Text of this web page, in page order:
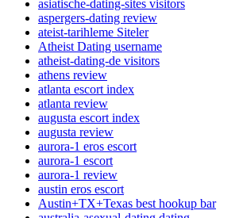
asiatische-dating-sites visitors
aspergers-dating review
ateist-tarihleme Siteler
Atheist Dating username
atheist-dating-de visitors
athens review
atlanta escort index
atlanta review
augusta escort index
augusta review
aurora-1 eros escort
aurora-1 escort
aurora-1 review
austin eros escort
Austin+TX+Texas best hookup bar